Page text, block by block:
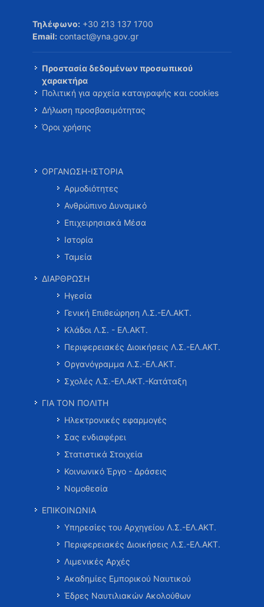
Τηλέφωνο: +30 213 137 1700
Email: contact@yna.gov.gr
Προστασία δεδομένων προσωπικού
χαρακτήρα
Πολιτική για αρχεία καταγραφής και cookies
Δήλωση προσβασιμότητας
Όροι χρήσης
ΟΡΓΑΝΩΣΗ-ΙΣΤΟΡΙΑ
Αρμοδιότητες
Ανθρώπινο Δυναμικό
Επιχειρησιακά Μέσα
Ιστορία
Ταμεία
ΔΙΑΡΘΡΩΣΗ
Ηγεσία
Γενική Επιθεώρηση Λ.Σ.-ΕΛ.ΑΚΤ.
Κλάδοι Λ.Σ. - ΕΛ.ΑΚΤ.
Περιφερειακές Διοικήσεις Λ.Σ.-ΕΛ.ΑΚΤ.
Οργανόγραμμα Λ.Σ.-ΕΛ.ΑΚΤ.
Σχολές Λ.Σ.-ΕΛ.ΑΚΤ.-Κατάταξη
ΓΙΑ ΤΟΝ ΠΟΛΙΤΗ
Ηλεκτρονικές εφαρμογές
Σας ενδιαφέρει
Στατιστικά Στοιχεία
Κοινωνικό Έργο - Δράσεις
Νομοθεσία
ΕΠΙΚΟΙΝΩΝΙΑ
Υπηρεσίες του Αρχηγείου Λ.Σ.-ΕΛ.ΑΚΤ.
Περιφερειακές Διοικήσεις Λ.Σ.-ΕΛ.ΑΚΤ.
Λιμενικές Αρχές
Ακαδημίες Εμπορικού Ναυτικού
Έδρες Ναυτιλιακών Ακολούθων